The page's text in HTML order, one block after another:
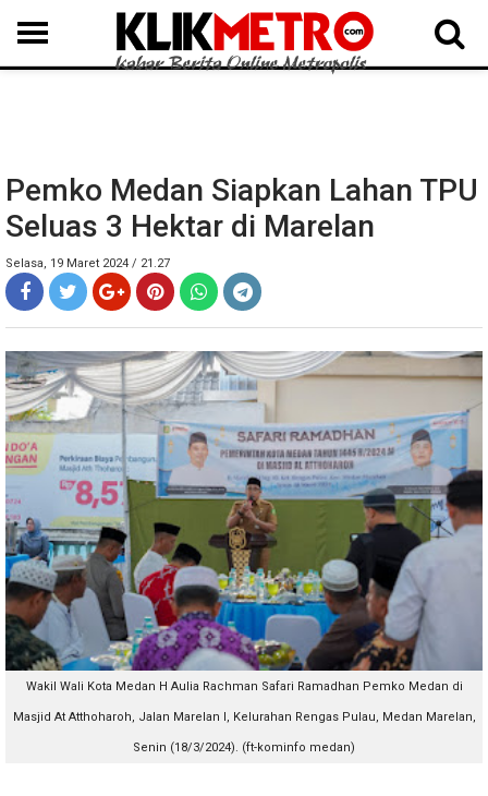
MEDAN LANGKAT DAIRI SAMOSIR TAPUT BATUBARA DELISERDANG
Pemko Medan Siapkan Lahan TPU
Seluas 3 Hektar di Marelan
Selasa, 19 Maret 2024 / 21.27
Wakil Wali Kota Medan H Aulia Rachman Safari Ramadhan Pemko Medan di
Masjid At Atthoharoh, Jalan Marelan I, Kelurahan Rengas Pulau, Medan Marelan,
Senin (18/3/2024). (ft-kominfo medan)